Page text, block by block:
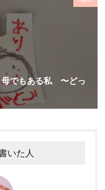
でもある私 〜どっ
いた人